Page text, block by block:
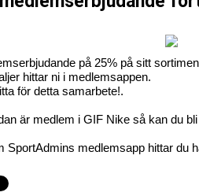
på 25% på sitt
hittar ni i medlemsappen.
för detta samarbete!.
är medlem i GIF Nike så kan du
SportAdmins medlemsapp hittar du